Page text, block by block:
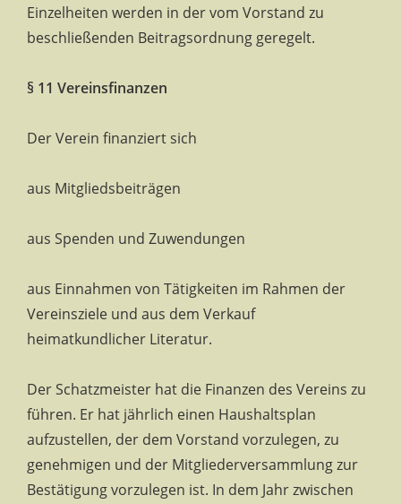
Einzelheiten werden in der vom Vorstand zu
beschließenden Beitragsordnung geregelt.
§ 11 Vereinsfinanzen
Der Verein finanziert sich
aus Mitgliedsbeiträgen
aus Spenden und Zuwendungen
aus Einnahmen von Tätigkeiten im Rahmen der
Vereinsziele und aus dem Verkauf
heimatkundlicher Literatur.
Der Schatzmeister hat die Finanzen des Vereins zu
führen. Er hat jährlich einen Haushaltsplan
aufzustellen, der dem Vorstand vorzulegen, zu
genehmigen und der Mitgliederversammlung zur
Bestätigung vorzulegen ist. In dem Jahr zwischen